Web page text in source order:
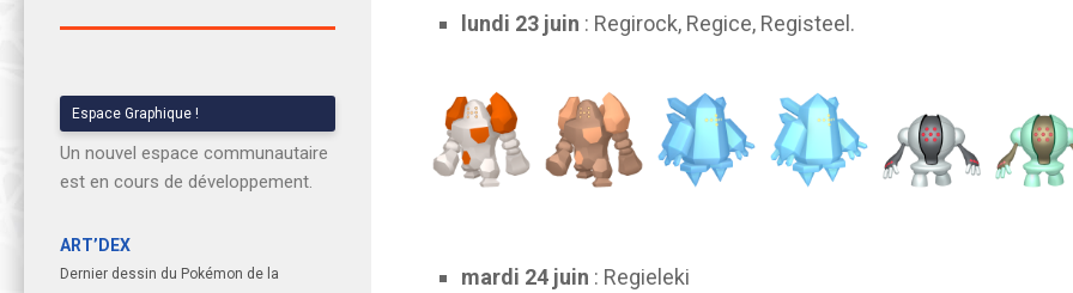
lundi 23 juin : Regirock, Regice, Registeel.
mardi 24 juin : Regieleki
Espace Graphique !
Un nouvel espace communautaire
est en cours de développement.
ART’DEX
Dernier dessin du Pokémon de la